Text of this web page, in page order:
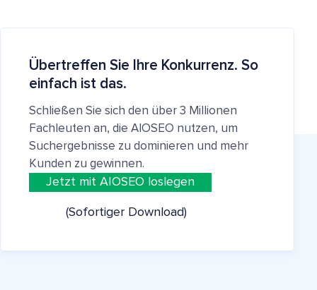
Übertreffen Sie Ihre Konkurrenz. So
einfach ist das.
Schließen Sie sich den über 3 Millionen
Fachleuten an, die AIOSEO nutzen, um
Suchergebnisse zu dominieren und mehr
Kunden zu gewinnen.
Jetzt mit AIOSEO loslegen
(Sofortiger Download)